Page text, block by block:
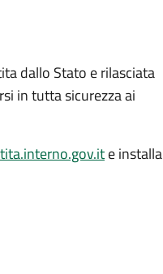
dallo Stato e rilasciata
in tutta sicurezza ai
e installa